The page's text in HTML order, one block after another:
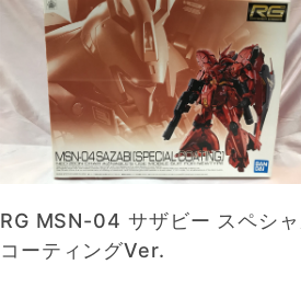
RG MSN-04 サザビー スペシ
コーティングVer.